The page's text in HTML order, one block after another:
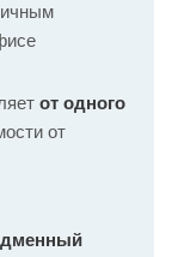
от одного
от